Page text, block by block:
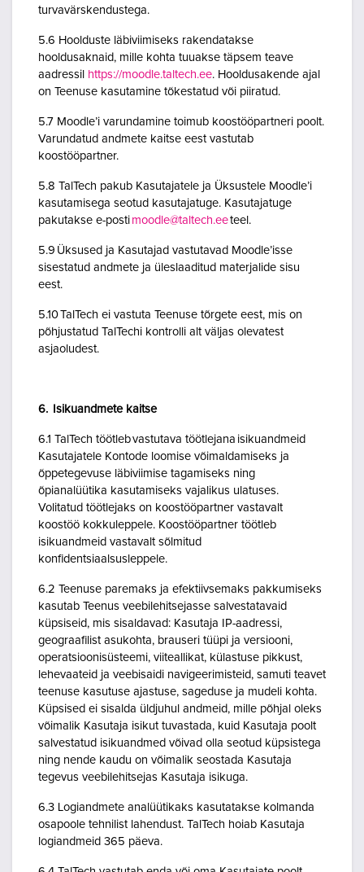
turvavärskendustega.
5.6 Hoolduste läbiviimiseks rakendatakse
hooldusaknaid, mille kohta tuuakse täpsem teave
aadressil https://moodle.taltech.ee. Hooldusakende ajal
on Teenuse kasutamine tõkestatud või piiratud.
5.7 Moodle’i varundamine toimub koostööpartneri poolt.
Varundatud andmete kaitse eest vastutab
koostööpartner.
5.8 TalTech pakub Kasutajatele ja Üksustele Moodle’i
kasutamisega seotud kasutajatuge. Kasutajatuge
pakutakse e-posti moodle@taltech.eeteel.
5.9 Üksused ja Kasutajad vastutavad Moodle’isse
sisestatud andmete ja üleslaaditud materjalide sisu
eest.
5.10 TalTech ei vastuta Teenuse tõrgete eest, mis on
põhjustatud TalTechi kontrolli alt väljas olevatest
asjaoludest.
6. Isikuandmete kaitse
6.1 TalTech töötleb vastutava töötlejana isikuandmeid
Kasutajatele Kontode loomise võimaldamiseks ja
õppetegevuse läbiviimise tagamiseks ning
õpianalüütika kasutamiseks vajalikus ulatuses.
Volitatud töötlejaks on koostööpartner vastavalt
koostöö kokkuleppele. Koostööpartner töötleb
isikuandmeid vastavalt sõlmitud
konfidentsiaalsusleppele.
6.2 Teenuse paremaks ja efektiivsemaks pakkumiseks
kasutab Teenus veebilehitsejasse salvestatavaid
küpsiseid, mis sisaldavad: Kasutaja IP-aadressi,
geograafilist asukohta, brauseri tüüpi ja versiooni,
operatsioonisüsteemi, viiteallikat, külastuse pikkust,
lehevaateid ja veebisaidi navigeerimisteid, samuti teavet
teenuse kasutuse ajastuse, sageduse ja mudeli kohta.
Küpsised ei sisalda üldjuhul andmeid, mille põhjal oleks
võimalik Kasutaja isikut tuvastada, kuid Kasutaja poolt
salvestatud isikuandmed võivad olla seotud küpsistega
ning nende kaudu on võimalik seostada Kasutaja
tegevus veebilehitsejas Kasutaja isikuga.
6.3 Logiandmete analüütikaks kasutatakse kolmanda
osapoole tehnilist lahendust. TalTech hoiab Kasutaja
logiandmeid 365 päeva.